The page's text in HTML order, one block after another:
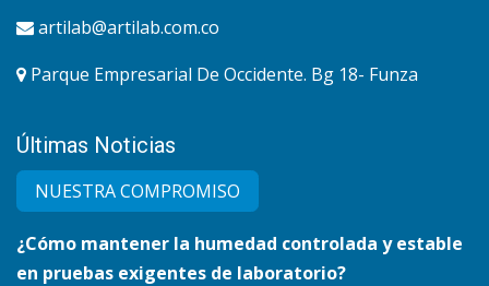
artilab@artilab.com.co
Parque Empresarial De Occidente. Bg 18- Funza
Últimas Noticias
NUESTRA COMPRO​MISO
¿Cómo mantener la humedad controlada y estable
en pruebas exigentes de laboratorio?